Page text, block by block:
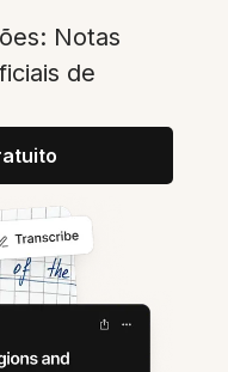
Notas
de